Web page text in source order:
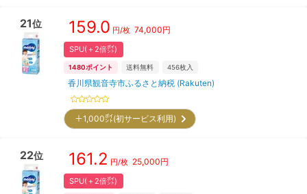
21位 159.0 円/枚 74,000円
SPU(＋2倍㌽)
1480ポイント 送料無料 456枚入
香川県観音寺市ふるさと納税 (Rakuten)
＋1,000㌽(初サービス利用)
22位 161.2 円/枚 25,000円
SPU(＋2倍㌽)